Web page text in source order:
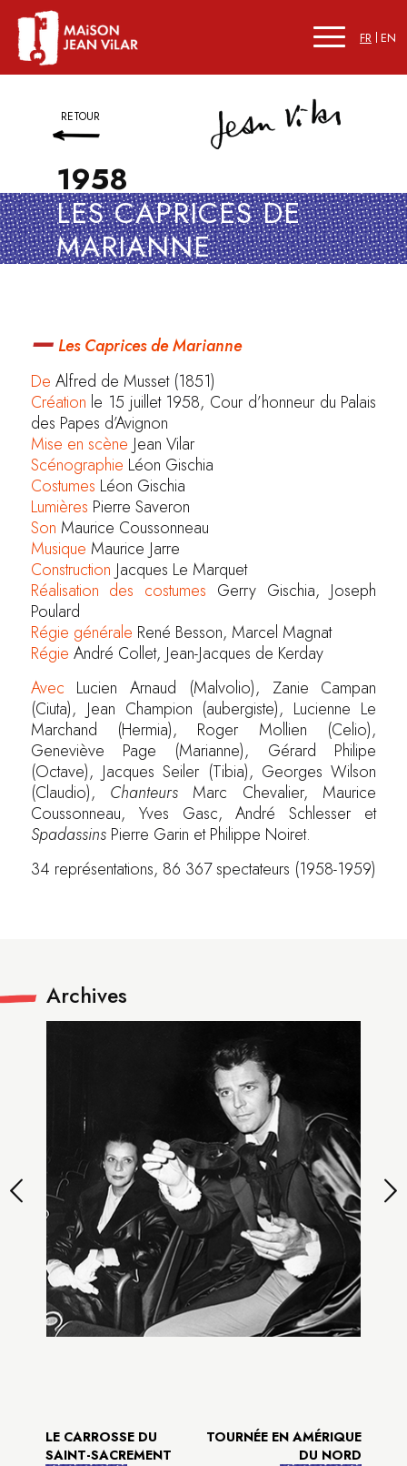
FR EN
RETOUR
1958
LES CAPRICES DE
MARIANNE
– Les Caprices de Marianne
De Alfred de Musset (1851)
Création le 15 juillet 1958, Cour d’honneur du Palais
des Papes d’Avignon
Mise en scène Jean Vilar
Scénographie Léon Gischia
Costumes Léon Gischia
Lumières Pierre Saveron
Son Maurice Coussonneau
Musique Maurice Jarre
Construction Jacques Le Marquet
Réalisation des costumes Gerry Gischia, Joseph
Poulard
Régie générale René Besson, Marcel Magnat
Régie André Collet, Jean-Jacques de Kerday
Avec Lucien Arnaud (Malvolio), Zanie Campan
(Ciuta), Jean Champion (aubergiste), Lucienne Le
Marchand (Hermia), Roger Mollien (Celio),
Geneviève Page (Marianne), Gérard Philipe
(Octave), Jacques Seiler (Tibia), Georges Wilson
(Claudio), Chanteurs Marc Chevalier, Maurice
Coussonneau, Yves Gasc, André Schlesser et
SpadassinsPierre Garin et Philippe Noiret.
34 représentations, 86 367 spectateurs (1958-1959)
Archives
LE CARROSSE DU
SAINT-SACREMENT
TOURNÉE EN AMÉRIQUE
DU NORD